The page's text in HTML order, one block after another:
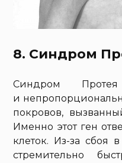
8. Синдром
Синдром
и
покровов,
Именно этот ген
клеток. Из-за сбоя
стремительно